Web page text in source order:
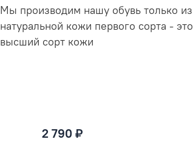
Мы производим нашу обувь только из
натуральной кожи первого сорта - это
высший сорт кожи
2 790 ₽